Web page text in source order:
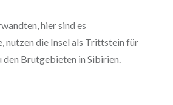
hier sind es
nutzen die Insel als Trittstein für
den Brutgebieten in Sibirien.